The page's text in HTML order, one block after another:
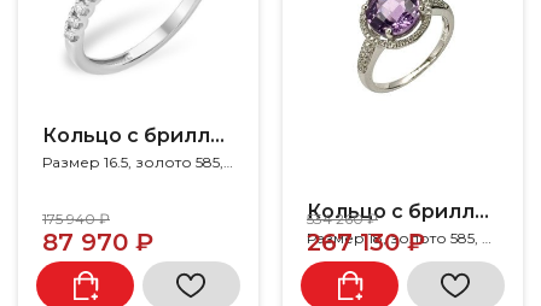
Кольцо с бриллиантами
Размер 16.5, золото 585, бриллиант
175 940 ₽
87 970 ₽
Кольцо с бриллиантами
Размер 18, золото 585, аметист, бриллиант
534 260 ₽
267 130 ₽